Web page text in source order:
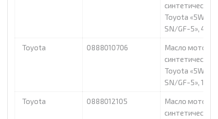
синтетическое
Toyota «5W30
SN/GF-5», 4л
Toyota 0888010706
Масло
синтетическое
Toyota «5W30
SN/GF-5», 1л
Toyota 0888012105
Масло
синтетическое